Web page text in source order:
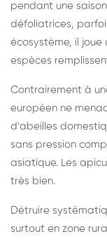
pendant une
défoliatrices,
écosystème, il
espèces
Contrairement à
européen ne
d'abeilles
sans pression
asiatique. Les
très bien.
Détruire
surtout en zone